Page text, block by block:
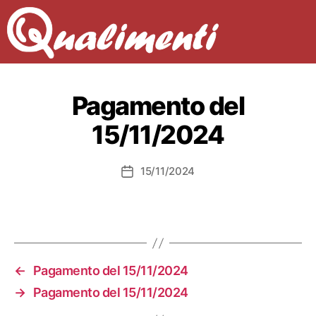
Pagamento del
15/11/2024
Data15/11/2024
←
Pagamento del 15/11/2024
→ Pagamento del 15/11/2024